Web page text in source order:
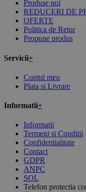
Produse noi
REDUCERI DE
OFERTE
Politica de Retur
Propune produs
Servicii+
Contul meu
Plata si Livrare
Informatii+
Informatii
Termeni si Conditii
Confidentialitate
Contact
GDPR
ANPC
SOL
Telefon protectia